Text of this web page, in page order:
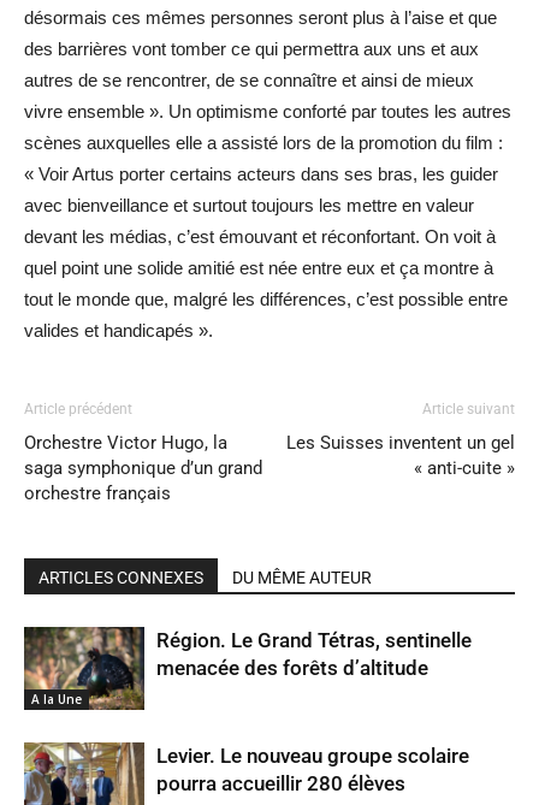
désormais ces mêmes personnes seront plus à l’aise et que
des barrières vont tomber ce qui permettra aux uns et aux
autres de se rencontrer, de se connaître et ainsi de mieux
vivre ensemble ». Un optimisme conforté par toutes les autres
scènes auxquelles elle a assisté lors de la promotion du film :
« Voir Artus porter certains acteurs dans ses bras, les guider
avec bienveillance et surtout toujours les mettre en valeur
devant les médias, c’est émouvant et réconfortant. On voit à
quel point une solide amitié est née entre eux et ça montre à
tout le monde que, malgré les différences, c’est possible entre
valides et handicapés ».
Article précédent
Orchestre Victor Hugo, la
saga symphonique d’un grand
orchestre français
Article suivant
Les Suisses inventent un gel
« anti-cuite »
ARTICLES CONNEXES DU MÊME AUTEUR
A la Une
Région. Le Grand Tétras, sentinelle
menacée des forêts d’altitude
Levier. Le nouveau groupe scolaire
pourra accueillir 280 élèves